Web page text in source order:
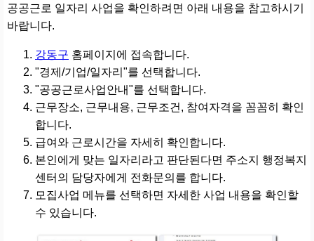
공공근로 일자리 사업을 확인하려면 아래 내용을 참고하시기
바랍니다.
강동구 홈페이지에 접속합니다.
"경제/기업/일자리"를 선택합니다.
"공공근로사업안내"를 선택합니다.
근무장소, 근무내용, 근무조건, 참여자격을 꼼꼼히 확인
합니다.
급여와 근로시간을 자세히 확인합니다.
본인에게 맞는 일자리라고 판단된다면 주소지 행정복지
센터의 담당자에게 전화문의를 합니다.
모집사업 메뉴를 선택하면 자세한 사업 내용을 확인할
수 있습니다.